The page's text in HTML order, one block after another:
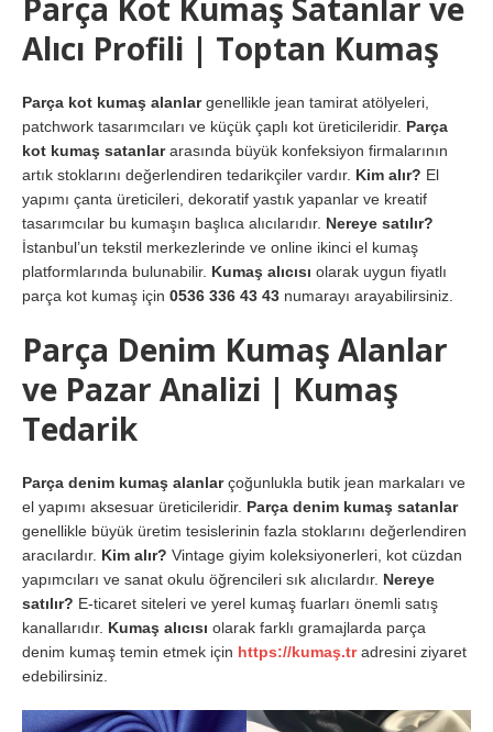
Parça Kot Kumaş Satanlar ve
Alıcı Profili | Toptan Kumaş
Parça kot kumaş alanlargenellikle jean tamirat atölyeleri,
patchwork tasarımcıları ve küçük çaplı kot üreticileridir. Parça
kot kumaş satanlararasında büyük konfeksiyon firmalarının
artık stoklarını değerlendiren tedarikçiler vardır. Kim alır? El
yapımı çanta üreticileri, dekoratif yastık yapanlar ve kreatif
tasarımcılar bu kumaşın başlıca alıcılarıdır. Nereye satılır?
İstanbul’un tekstil merkezlerinde ve online ikinci el kumaş
platformlarında bulunabilir. Kumaş alıcısı olarak uygun fiyatlı
parça kot kumaş için 0536 336 43 43 numarayı arayabilirsiniz.
Parça Denim Kumaş Alanlar
ve Pazar Analizi | Kumaş
Tedarik
Parça denim kumaş alanlarçoğunlukla butik jean markaları ve
el yapımı aksesuar üreticileridir. Parça denim kumaş satanlar
genellikle büyük üretim tesislerinin fazla stoklarını değerlendiren
aracılardır. Kim alır? Vintage giyim koleksiyonerleri, kot cüzdan
yapımcıları ve sanat okulu öğrencileri sık alıcılardır. Nereye
satılır? E-ticaret siteleri ve yerel kumaş fuarları önemli satış
kanallarıdır. Kumaş alıcısı olarak farklı gramajlarda parça
denim kumaş temin etmek için https://kumaş.tradresini ziyaret
edebilirsiniz.